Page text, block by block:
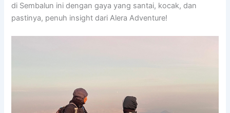
di Sembalun ini dengan gaya yang santai, kocak, dan
pastinya, penuh insight dari Alera Adventure!